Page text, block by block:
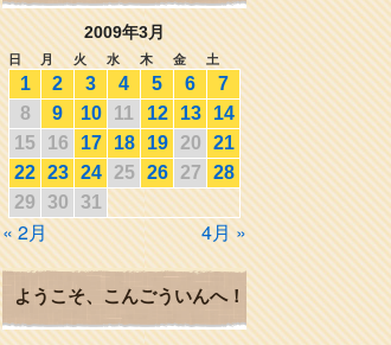
2009年3月
日 月 火 水 木 金 土
1 2 3 4 5 6
7
8
9 10 11 12 13
14
15
16 17 18 19 20
21
22 23 24 25 26 27
28
29
30 31
« 2月 4月 »
ようこそ、こんごういんへ！